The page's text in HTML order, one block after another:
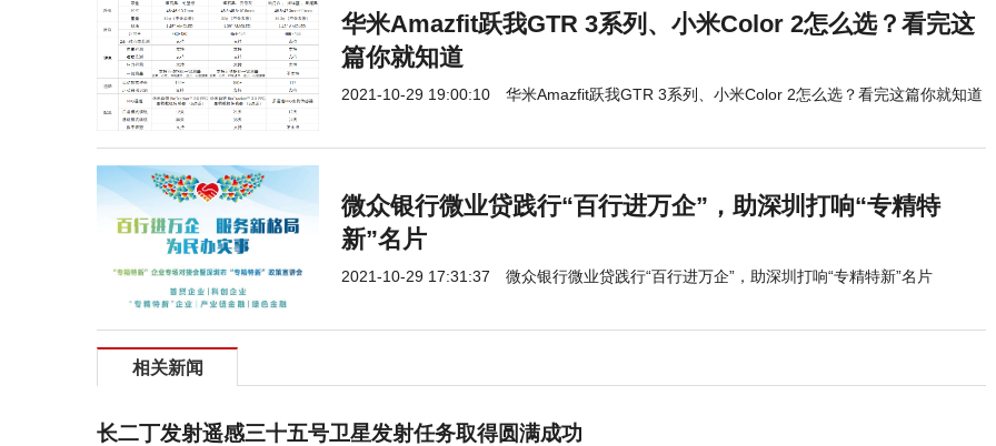
华米Amazfit跃我GTR 3系列、小米Color 2怎么选？看完这
篇你就知道
2021-10-29 19:00:10 华米Amazfit跃我GTR 3系列、小米Color 2怎么选？看完这篇你就知道
微众银行微业贷践行“百行进万企”，助深圳打响“专精特
新”名片
2021-10-29 17:31:37 微众银行微业贷践行“百行进万企”，助深圳打响“专精特新”名片
相关新闻
长二丁发射遥感三十五号卫星发射任务取得圆满成功